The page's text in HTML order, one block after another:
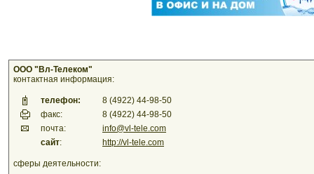
ООО "Вл-Телеком"
контактная информация:
телефон:
8 (4922) 44-98-50
факс:
8 (4922) 44-98-50
почта:
info@vl-tele.com
сайт: http://vl-tele.com
сферы деятельности: